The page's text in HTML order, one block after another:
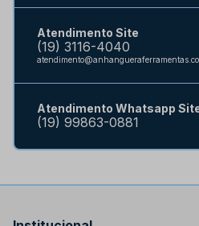
Atendimento Site
(19) 3116-4040
Atendimento Whatsapp
(19) 99863-0881